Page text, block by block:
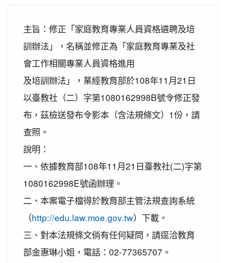
園圍棋對抗賽 成績優異
2020-11-17
賀!
本校學生參加臺北市109年第38屆
中正盃溜冰錦標賽成績優異
2020-11-16 賀!
恭賀本校六年四班學生林恩如參加
桃園市109年度「3Q達人故事甄選活動」，榮獲EQ
類(國小組)第二名
2020-11-06 賀!
本校學生參加2020年壢運盃羽球錦
標賽成績優異
2020-10-27
跆拳道錦標賽成績優異
2020-10-27 賀!
本校學生參加109年桃園市議長盃
跆拳道錦標賽成績優異
2020-10-27 賀!
本校學生參加運動i台灣109年桃園
2020-10-27
本校學生參加109年第30屆會長盃
全國溜冰錦標賽成績優異
2020-10-27 賀!
本校學生參加109年桃園市基層運
主旨：修正「家庭教育專業人員資格遴聘及培
訓辦法」，名稱並修正為「家庭教育專業及社
會工作相關專業人員資格進用
及培訓辦法」，業經教育部於108年11月21日
以臺教社（二）字第1080162998B號令修正發
布，茲檢送發布令影本（含法規條文）1份，請
查照。
說明：
一、依據教育部108年11月21日臺教社(二)字第
1080162998E號函辦理。
二、本案電子檔得於教育部主管法規查詢系統
（http://edu.law.moe.gov.tw）下載。
三、對本法規條文倘有任何疑問，請逕洽教育
部金惠琳小姐，電話：02-77365707。